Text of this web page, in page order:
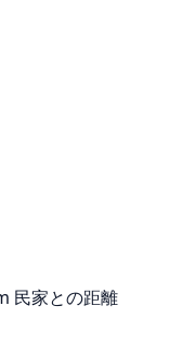
民家との距離